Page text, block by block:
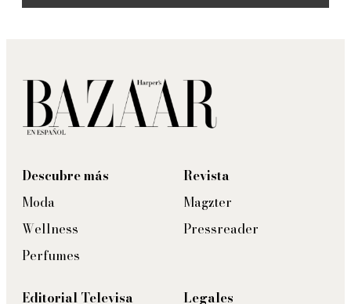
Descubre más
Moda
Wellness
Perfumes
Revista
Magzter
Pressreader
Editorial Televisa
Legales